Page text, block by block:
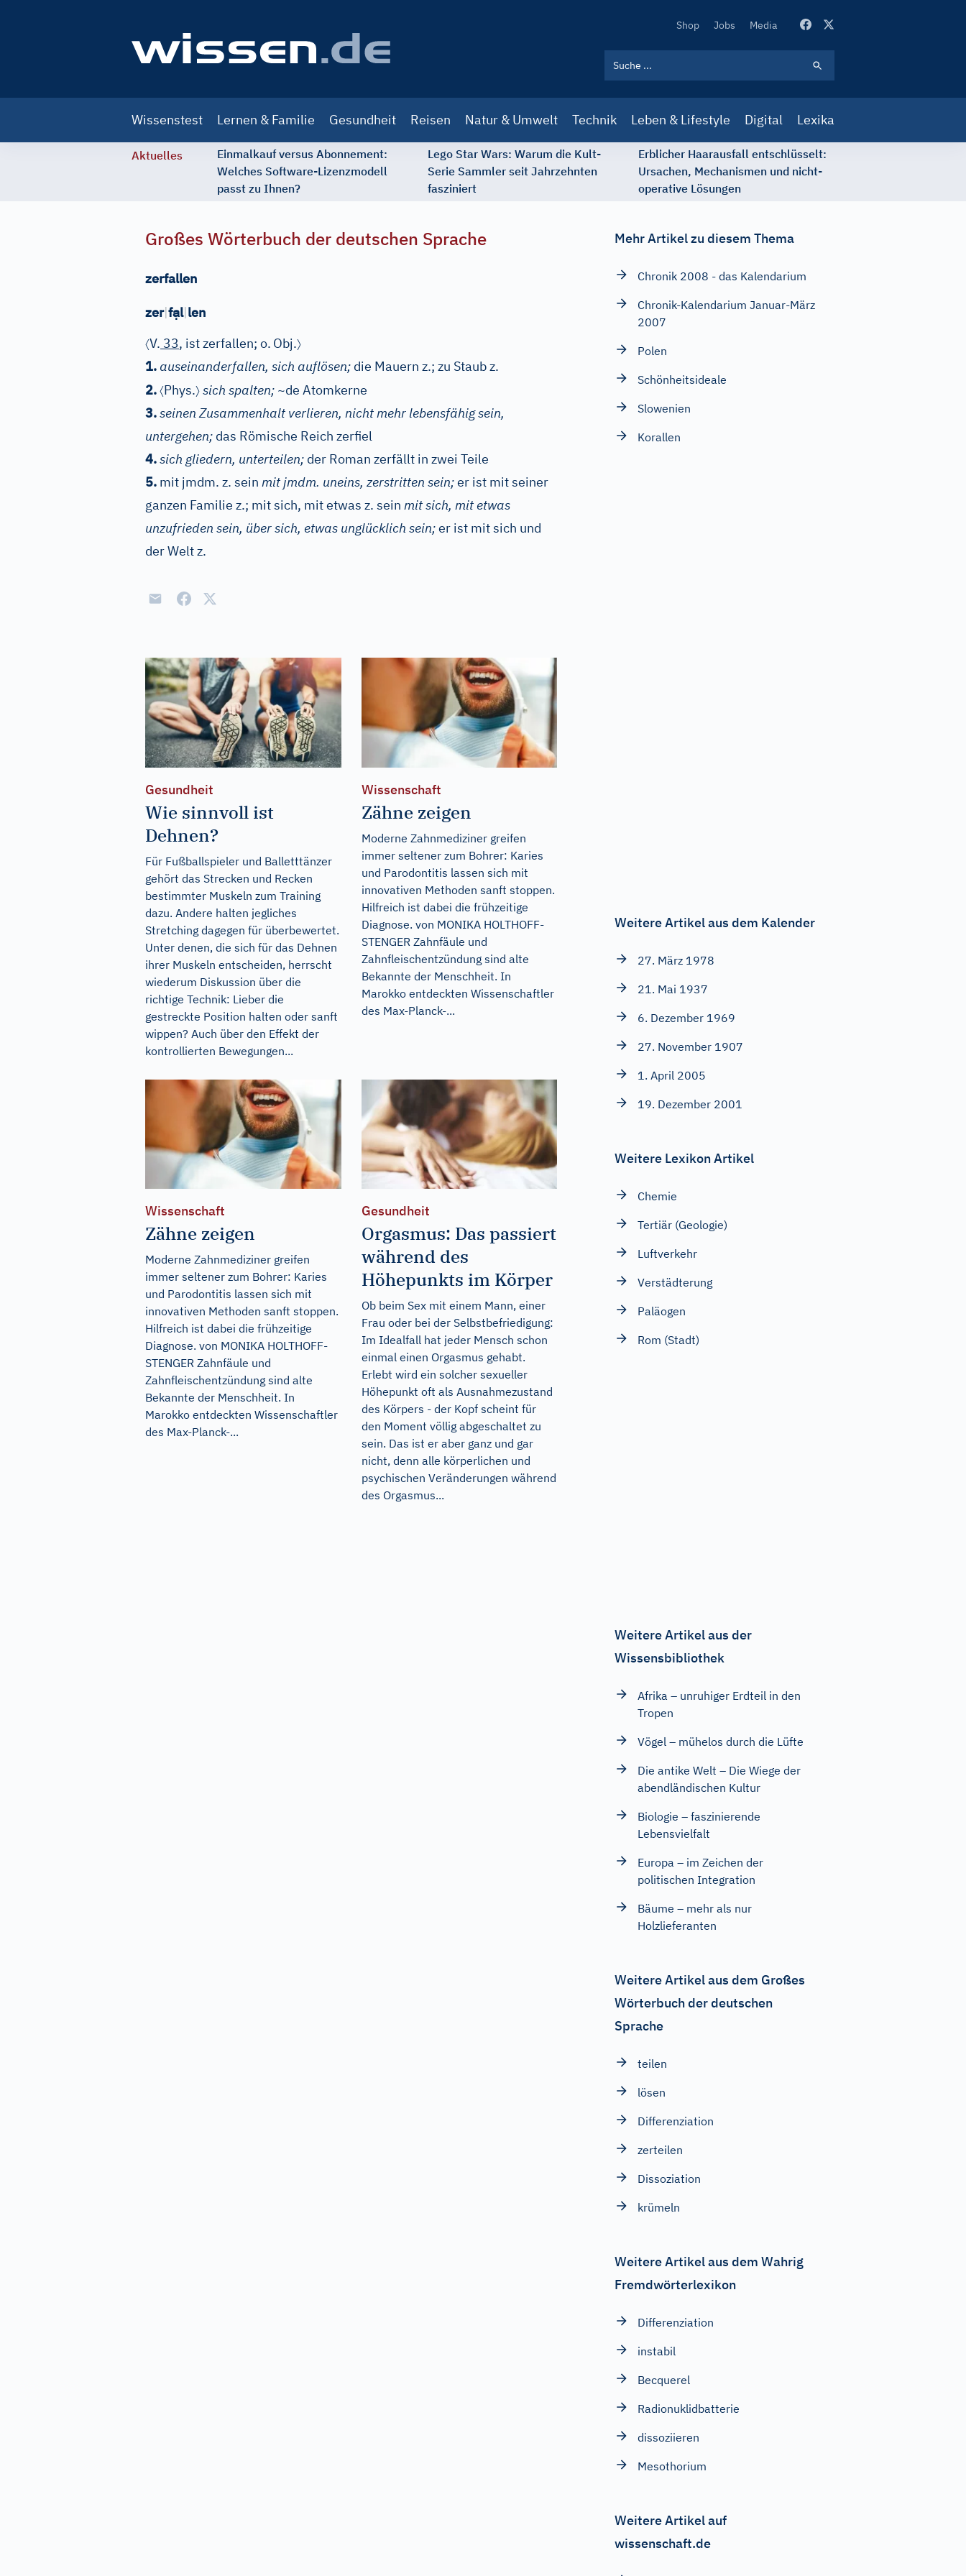
Secondary
Shop Jobs Media
navigation
Wissenstest Lernen & Familie Gesundheit Reisen Natur & Umwelt Technik Leben & Lifestyle Digital Lexika
Aktuelles
Einmalkauf versus Abonnement:
Welches Software-Lizenzmodell
passt zu Ihnen?
Lego Star Wars: Warum die Kult-
Serie Sammler seit Jahrzehnten
fasziniert
Erblicher Haarausfall entschlüsselt:
Ursachen, Mechanismen und nicht-
operative Lösungen
Großes Wörterbuch der deutschen Sprache
zerfallen
zer|fạl|len
〈V. 33, ist zerfallen; o. Obj.〉
1. auseinanderfallen, sich auflösen; die Mauern z.; zu Staub z.
2.〈Phys.〉sich spalten; ~de Atomkerne
3.seinen Zusammenhalt verlieren, nicht mehr lebensfähig sein,
untergehen; das Römische Reich zerfiel
4.sich gliedern, unterteilen; der Roman zerfällt in zwei Teile
5. mit jmdm. z. sein mit jmdm. uneins, zerstritten sein;er ist mit seiner
ganzen Familie z.; mit sich, mit etwas z. sein mit sich, mit etwas
unzufrieden sein, über sich, etwas unglücklich sein;er ist mit sich und
der Welt z.
Gesundheit
Wie sinnvoll ist
Dehnen?
Für Fußballspieler und Balletttänzer
gehört das Strecken und Recken
bestimmter Muskeln zum Training
dazu. Andere halten jegliches
Stretching dagegen für überbewertet.
Unter denen, die sich für das Dehnen
ihrer Muskeln entscheiden, herrscht
wiederum Diskussion über die
richtige Technik: Lieber die
gestreckte Position halten oder sanft
wippen? Auch über den Effekt der
kontrollierten Bewegungen...
Wissenschaft
Zähne zeigen
Moderne Zahnmediziner greifen
immer seltener zum Bohrer: Karies
und Parodontitis lassen sich mit
innovativen Methoden sanft stoppen.
Hilfreich ist dabei die frühzeitige
Diagnose. von MONIKA HOLTHOFF-
STENGER Zahnfäule und
Zahnfleischentzündung sind alte
Bekannte der Menschheit. In
Marokko entdeckten Wissenschaftler
des Max-Planck-...
Wissenschaft
Zähne zeigen
Moderne Zahnmediziner greifen
immer seltener zum Bohrer: Karies
und Parodontitis lassen sich mit
innovativen Methoden sanft stoppen.
Hilfreich ist dabei die frühzeitige
Diagnose. von MONIKA HOLTHOFF-
STENGER Zahnfäule und
Zahnfleischentzündung sind alte
Bekannte der Menschheit. In
Marokko entdeckten Wissenschaftler
des Max-Planck-...
Gesundheit
Orgasmus: Das passiert
während des
Höhepunkts im Körper
Ob beim Sex mit einem Mann, einer
Frau oder bei der Selbstbefriedigung:
Im Idealfall hat jeder Mensch schon
einmal einen Orgasmus gehabt.
Erlebt wird ein solcher sexueller
Höhepunkt oft als Ausnahmezustand
des Körpers - der Kopf scheint für
den Moment völlig abgeschaltet zu
sein. Das ist er aber ganz und gar
nicht, denn alle körperlichen und
psychischen Veränderungen während
des Orgasmus...
Mehr Artikel zu diesem Thema
Chronik 2008 - das Kalendarium
Chronik-Kalendarium Januar-März
2007
Polen
Schönheitsideale
Slowenien
Korallen
Weitere Artikel aus dem Kalender
27. März 1978
21. Mai 1937
6. Dezember 1969
27. November 1907
1. April 2005
19. Dezember 2001
Weitere Lexikon Artikel
Chemie
Tertiär (Geologie)
Luftverkehr
Verstädterung
Paläogen
Rom (Stadt)
Weitere Artikel aus der
Wissensbibliothek
Afrika – unruhiger Erdteil in den
Tropen
Vögel – mühelos durch die Lüfte
Die antike Welt – Die Wiege der
abendländischen Kultur
Biologie – faszinierende
Lebensvielfalt
Europa – im Zeichen der
politischen Integration
Bäume – mehr als nur
Holzlieferanten
Weitere Artikel aus dem Großes
Wörterbuch der deutschen
Sprache
teilen
lösen
Differenziation
zerteilen
Dissoziation
krümeln
Weitere Artikel aus dem Wahrig
Fremdwörterlexikon
Differenziation
instabil
Becquerel
Radionuklidbatterie
dissoziieren
Mesothorium
Weitere Artikel auf
wissenschaft.de